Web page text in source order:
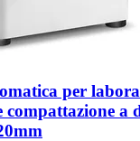
per
compattazione a